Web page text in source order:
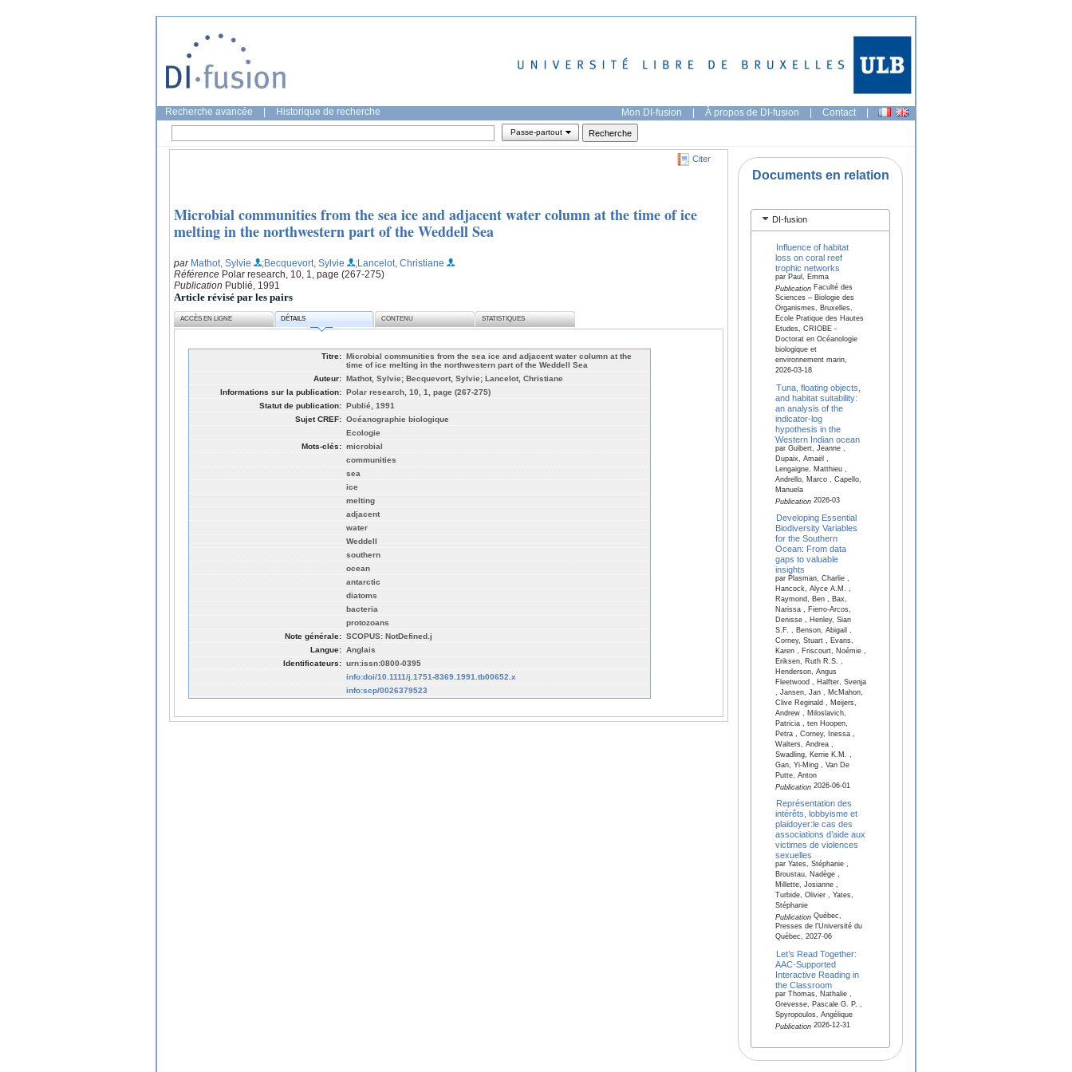
Recherche avancée Historique de recherche Mon DI-fusion | À propos de DI-fusion | Contact |
Passe-partout
Citer
Microbial communities from the sea ice and adjacent water column at the time of ice
melting in the northwestern part of the Weddell Sea
par Mathot, Sylvie ;Becquevort, Sylvie
;Lancelot, Christiane
Référence Polar research, 10, 1, page (267-275)
Publication Publié, 1991
Article révisé par les pairs
ACCÈS EN LIGNE DÉTAILS CONTENU STATISTIQUES
Titre: Microbial communities from the sea ice and adjacent water column at the
time of ice melting in the northwestern part of the Weddell Sea
Auteur: Mathot, Sylvie; Becquevort, Sylvie; Lancelot, Christiane
Informations sur la publication: Polar research, 10, 1, page (267-275)
Statut de publication: Publié, 1991
Sujet CREF: Océanographie biologique
Ecologie
Mots-clés: microbial
communities
sea
ice
melting
adjacent
water
Weddell
southern
ocean
antarctic
diatoms
bacteria
protozoans
Note générale: SCOPUS: NotDefined.j
Langue: Anglais
Identificateurs: urn:issn:0800-0395
info:doi/10.1111/j.1751-8369.1991.tb00652.x
info:scp/0026379523
Documents en relation
DI-fusion
Influence of habitat
loss on coral reef
trophic networks
par Paul, Emma
PublicationFaculté des
Sciences – Biologie des
Organismes, Bruxelles,
Ecole Pratique des Hautes
Etudes, CRIOBE -
Doctorat en Océanologie
biologique et
environnement marin,
2026-03-18
Tuna, floating objects,
and habitat suitability:
an analysis of the
indicator-log
hypothesis in the
Western Indian ocean
par Guibert, Jeanne ,
Dupaix, Amaël ,
Lengaigne, Matthieu ,
Andrello, Marco , Capello,
Manuela
Publication2026-03
Developing Essential
Biodiversity Variables
for the Southern
Ocean: From data
gaps to valuable
insights
par Plasman, Charlie ,
Hancock, Alyce A.M. ,
Raymond, Ben , Bax,
Narissa , Fierro-Arcos,
Denisse , Henley, Sian
S.F. , Benson, Abigail ,
Corney, Stuart , Evans,
Karen , Friscourt, Noémie ,
Eriksen, Ruth R.S. ,
Henderson, Angus
Fleetwood , Halfter, Svenja
, Jansen, Jan , McMahon,
Clive Reginald , Meijers,
Andrew , Miloslavich,
Patricia , ten Hoopen,
Petra , Corney, Inessa ,
Walters, Andrea ,
Swadling, Kerrie K.M. ,
Gan, Yi-Ming , Van De
Putte, Anton
Publication2026-06-01
Représentation des
intérêts, lobbyisme et
plaidoyer:le cas des
associations d’aide aux
victimes de violences
sexuelles
par Yates, Stéphanie ,
Broustau, Nadège ,
Millette, Josianne ,
Turbide, Olivier , Yates,
Stéphanie
PublicationQuébec,
Presses de l'Université du
Québec, 2027-06
Let’s Read Together:
AAC-Supported
Interactive Reading in
the Classroom
par Thomas, Nathalie ,
Grevesse, Pascale G. P. ,
Spyropoulos, Angélique
Publication2026-12-31